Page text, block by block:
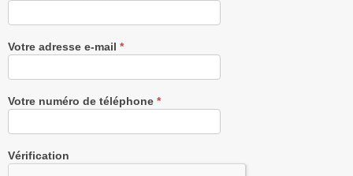
Votre adresse e-mail *
Votre numéro de téléphone *
Vérification